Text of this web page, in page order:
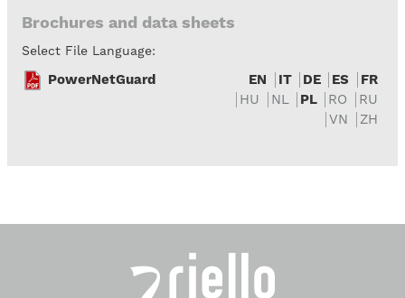
Brochures and data sheets
Select File Language:
PowerNetGuard EN IT DE ES
FR
HU
NL PL RO
RU
VN
ZH